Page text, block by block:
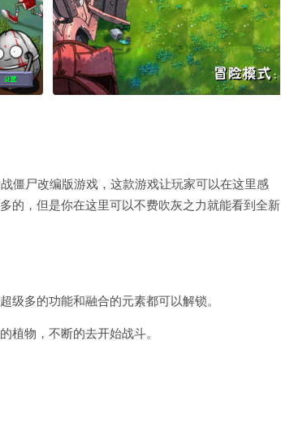
僵尸改编版游戏，这款游戏让玩家可以在这里感
的，但是你在这里可以不费吹灰之力就能看到全新
级多的功能和融合的元素都可以解锁。
植物，不断的去开始战斗。